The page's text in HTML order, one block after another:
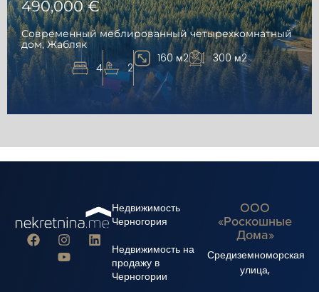
490,000 €
Современный меблированный четырехкомнатный
дом, Жабляк
4 2
160 м2 300 м2
Недвижимость
Черногория
Недвижимость на
продажу в
Черногории
ООО
«Роскошные
Дома»
Средиземноморская
улица,